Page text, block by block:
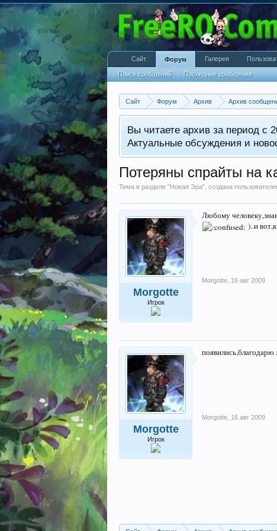
Сайт Форум Архив Архив
Вы читаете архив за период с
Актуальные обсуждения и
Потеряны спрайты на
Тема в разделе "Новая Эра", создана
Morgotte
Игрок
Любому
)..и
Morgotte 16 авг 2009
Morgotte
Игрок
появились,благодарю
Morgotte 16 авг 2009
Сайт Форум
Поиск сообщений Последние сообщения
Галерея